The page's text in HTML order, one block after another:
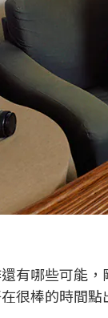
還有哪些可能
很棒的時間